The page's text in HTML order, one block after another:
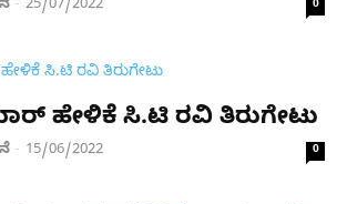
- 25/07/2022 0
ಹೇಳಿಕೆ ಸಿ.ಟಿ ರವಿ ತಿರುಗೇಟು
- 15/06/2022 0